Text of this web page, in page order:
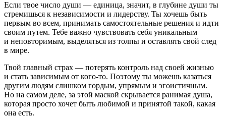
Если твое число души — единица, значит, в глубине души ты
стремишься к независимости и лидерству. Ты хочешь быть
первым во всем, принимать самостоятельные решения и идти
своим путем. Тебе важно чувствовать себя уникальным
и неповторимым, выделяться из толпы и оставлять свой след
в мире.
Твой главный страх — потерять контроль над своей жизнью
и стать зависимым от кого-то. Поэтому ты можешь казаться
другим людям слишком гордым, упрямым и эгоистичным.
Но на самом деле, за этой маской скрывается ранимая душа,
которая просто хочет быть любимой и принятой такой, какая
она есть.